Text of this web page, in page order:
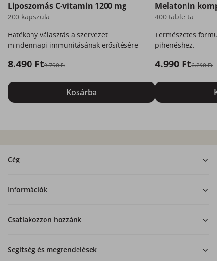
Liposzomás C-vitamin 1200 mg
200 kapszula
Hatékony választás a szervezet
mindennapi immunitásának erősítésére.
8.490 Ft9.790 Ft
Kosárba
Melatonin
400 tabletta
Természetes
pihenéshez.
4.990 Ft6.290 Ft
Cég
Információk
Csatlakozzon hozzánk
Segítség és megrendelések